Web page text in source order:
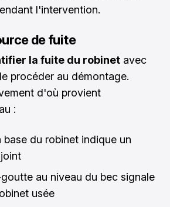
l'intervention.
de fuite
la fuite du robinet avec
procéder au démontage.
d'où provient
:
base du robinet indique un
au niveau du bec signale
usée